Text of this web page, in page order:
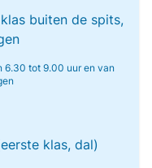
buiten de spits,
6.30 tot 9.00 uur en van
klas, dal)